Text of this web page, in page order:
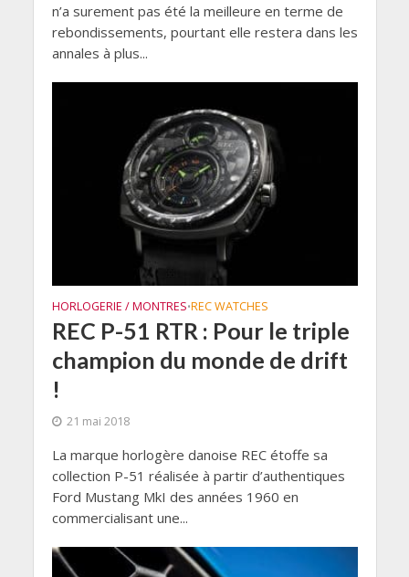
n’a surement pas été la meilleure en terme de
rebondissements, pourtant elle restera dans les
annales à plus...
HORLOGERIE / MONTRES•REC WATCHES
REC P-51 RTR : Pour le triple
champion du monde de drift
!
21 mai 2018
La marque horlogère danoise REC étoffe sa
collection P-51 réalisée à partir d’authentiques
Ford Mustang MkI des années 1960 en
commercialisant une...